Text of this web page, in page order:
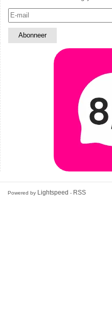
Powered by Lightspeed - RSS